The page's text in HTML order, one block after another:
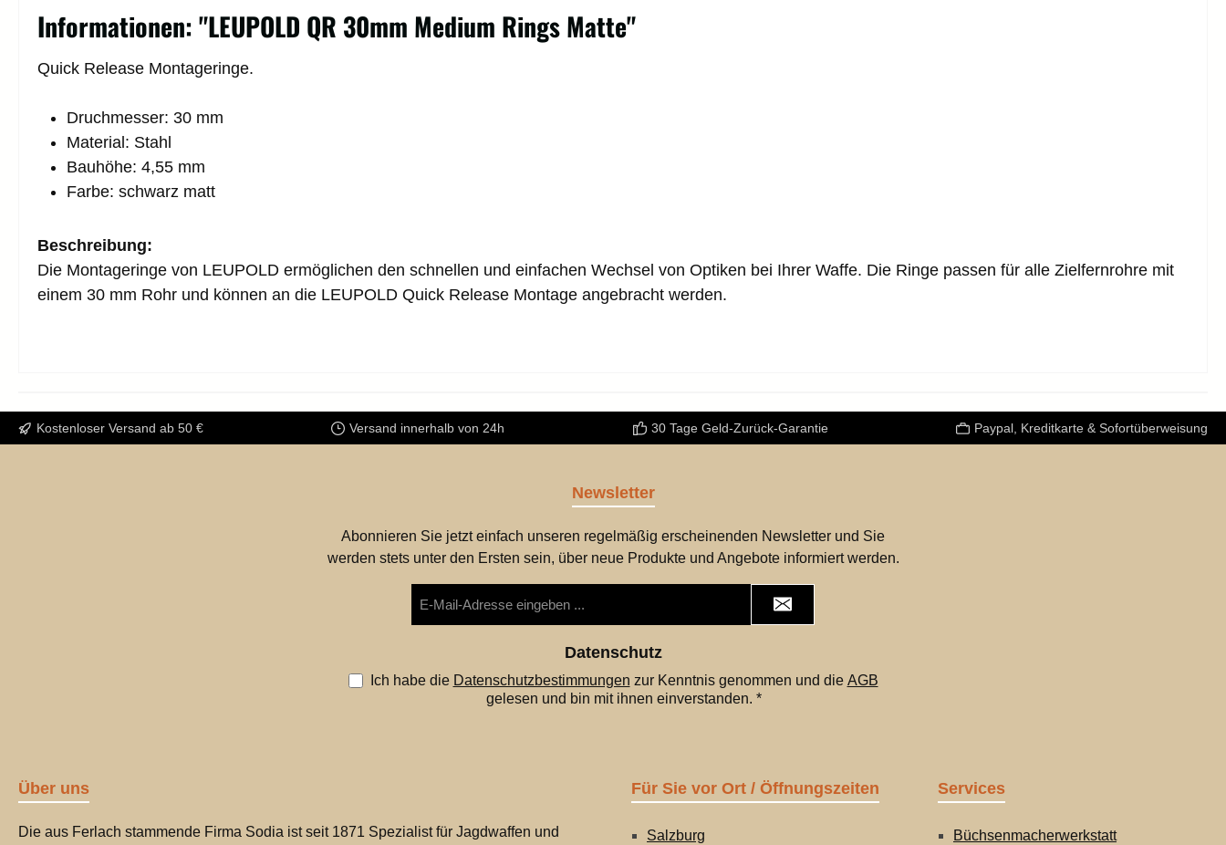
Informationen: "LEUPOLD QR 30mm Medium Rings Matte"
Quick Release Montageringe.
Druchmesser: 30 mm
Material: Stahl
Bauhöhe: 4,55 mm
Farbe: schwarz matt
Beschreibung:
Die Montageringe von LEUPOLD ermöglichen den schnellen und einfachen Wechsel von Optiken bei Ihrer Waffe. Die Ringe passen für alle Zielfernrohre mit
einem 30 mm Rohr und können an die LEUPOLD Quick Release Montage angebracht werden.
Kostenloser Versand ab 50 € Versand innerhalb von 24h 30 Tage Geld-Zurück-Garantie Paypal, Kreditkarte & Sofortüberweisung
Newsletter
Abonnieren Sie jetzt einfach unseren regelmäßig erscheinenden Newsletter und Sie
werden stets unter den Ersten sein, über neue Produkte und Angebote informiert werden.
Mail-
Datenschutz
Ich habe die Datenschutzbestimmungen zur Kenntnis genommen und die AGB
gelesen und bin mit ihnen einverstanden. *
Über uns
Die aus Ferlach stammende Firma Sodia ist seit 1871 Spezialist für Jagdwaffen und
Für Sie vor Ort / Öffnungszeiten
Salzburg
Services
Büchsenmacherwerkstatt